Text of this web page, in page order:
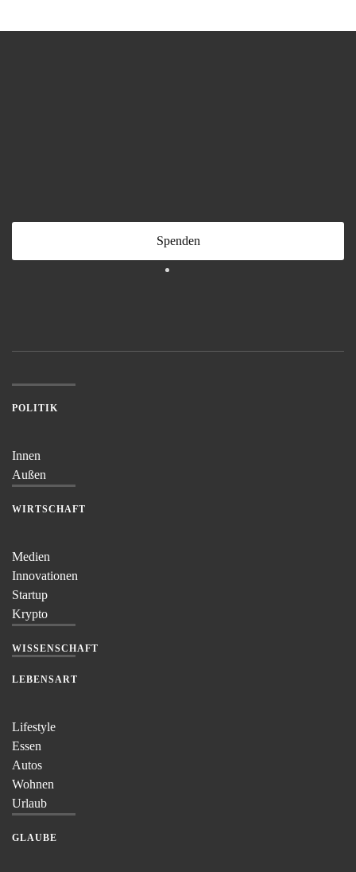
Spenden
POLITIK
Innen
Außen
WIRTSCHAFT
Medien
Innovationen
Startup
Krypto
WISSENSCHAFT
LEBENSART
Lifestyle
Essen
Autos
Wohnen
Urlaub
GLAUBE